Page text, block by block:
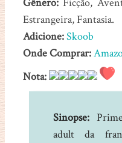
Estrangeira, Fantasia.
Adicione:Skoob
Onde Comprar:
Nota:
Sinopse:
adult da